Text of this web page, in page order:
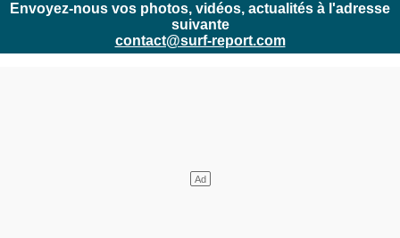
Envoyez-nous vos photos, vidéos, actualités à l'adresse
suivante
contact@surf-report.com